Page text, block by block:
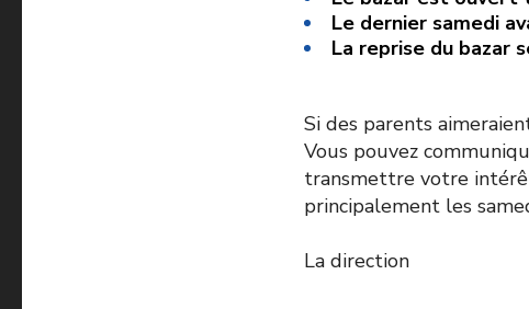
Le dernier samedi
La reprise du bazar
Si des parents
Vous pouvez
transmettre votre
principalement les
La direction